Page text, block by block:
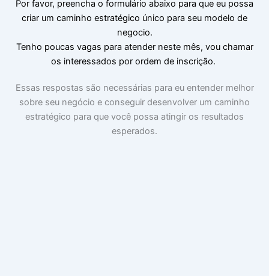
Por favor, preencha o formulário abaixo para que eu possa
criar um caminho estratégico único para seu modelo de
negocio.
Tenho poucas vagas para atender neste mês, vou chamar
os interessados por ordem de inscrição.
Essas respostas são necessárias para eu entender melhor
sobre seu negócio e conseguir desenvolver um caminho
estratégico para que você possa atingir os resultados
esperados.